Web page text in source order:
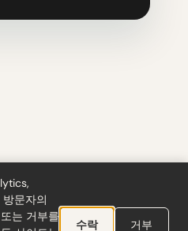
리방침·환불·이용약관
문자의
는 거부를
수락 거부